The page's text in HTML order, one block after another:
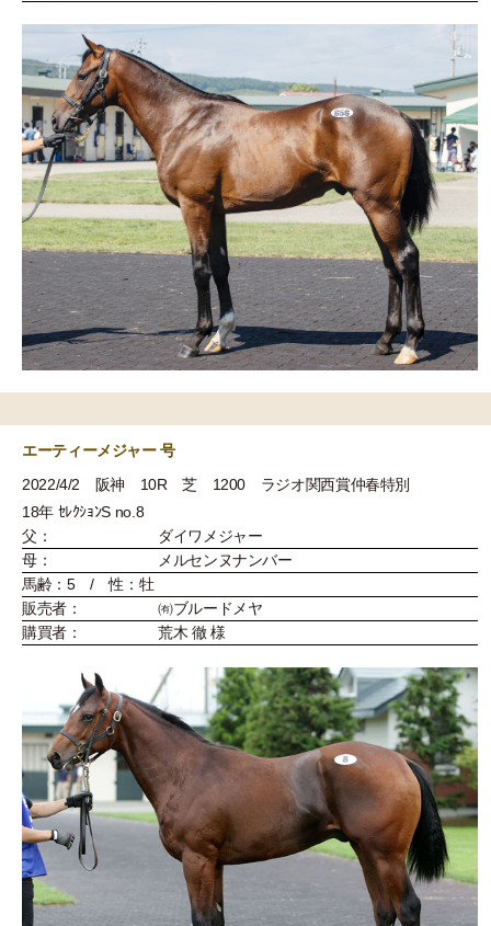
エーティーメジャー 号
2022/4/2 阪神 10R 芝 1200 ラジオ関西賞仲春特別
18年 ｾﾚｸｼｮﾝS no.8
父：
ダイワメジャー
母：
メルセンヌナンバー
馬齢：5 / 性：牡
販売者：
㈲ブルードメヤ
購買者：
荒木 徹 様